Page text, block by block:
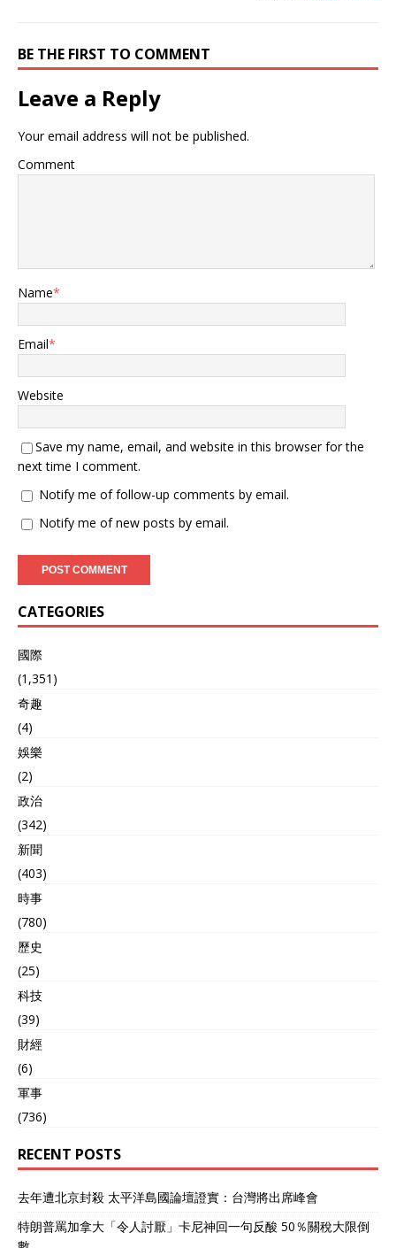
BE THE FIRST TO COMMENT
Leave a Reply
Your email address will not be published.
Comment
Name*
Email*
Website
Save my name, email, and website in this browser for the
next time I comment.
Notify me of follow-up comments by email.
Notify me of new posts by email.
CATEGORIES
國際
(1,351)
奇趣
(4)
娛樂
(2)
政治
(342)
新聞
(403)
時事
(780)
歷史
(25)
科技
(39)
財經
(6)
軍事
(736)
RECENT POSTS
去年遭北京封殺 太平洋島國論壇證實：台灣將出席峰會
特朗普罵加拿大「令人討厭」卡尼神回一句反酸 50％關稅大限倒